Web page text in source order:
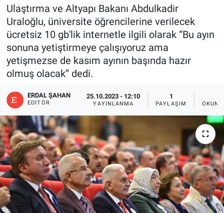
Ulaştırma ve Altyapı Bakanı Abdulkadir
Uraloğlu, üniversite öğrencilerine verilecek
ücretsiz 10 gb'lik internetle ilgili olarak “Bu ayın
sonuna yetiştirmeye çalışıyoruz ama
yetişmezse de kasım ayının başında hazır
olmuş olacak” dedi.
ERDAL ŞAHAN
EDITÖR
25.10.2023 - 12:10
YAYINLANMA
1
PAYLAŞIM